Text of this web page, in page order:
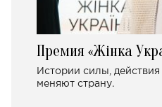
Премия «Жінка
Истории силы,
меняют страну.